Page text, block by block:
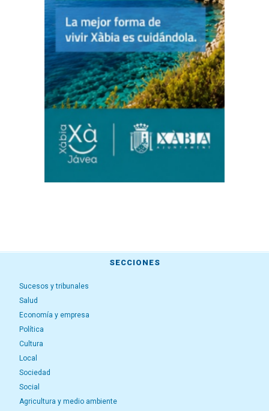
SECCIONES
Sucesos y tribunales
Salud
Economía y empresa
Política
Cultura
Local
Sociedad
Social
Agricultura y medio ambiente